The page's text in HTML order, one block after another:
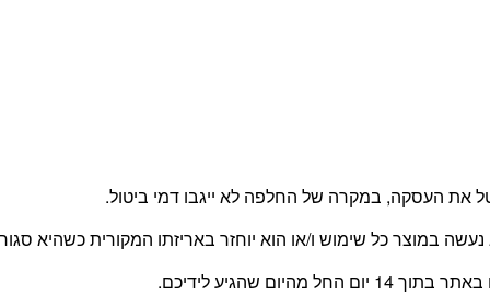
העסקה, במקרה של החלפה לא ייגבו דמי ביטול.
נעשה במוצר כל שימוש ו/או הוא יוחזר באריזתו המקורית
שהגיע לידיכם.